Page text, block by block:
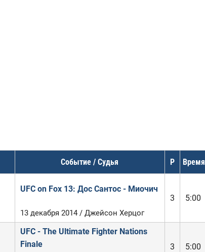
Событие / Судья Р Время
UFC on Fox 13: Дос Сантос - Миочич
3
5:00
13 декабря 2014 / Джейсон Херцог
UFC - The Ultimate Fighter Nations
Finale
3 5:00